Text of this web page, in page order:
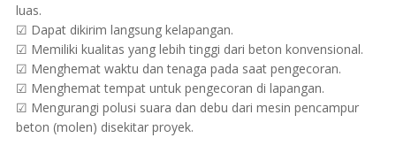
luas.
☑ Dapat dikirim langsung kelapangan.
☑ Memiliki kualitas yang lebih tinggi dari beton konvensional.
☑ Menghemat waktu dan tenaga pada saat pengecoran.
☑ Menghemat tempat untuk pengecoran di lapangan.
☑ Mengurangi polusi suara dan debu dari mesin pencampur
beton (molen) disekitar proyek.